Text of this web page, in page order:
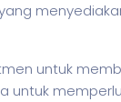
untuk